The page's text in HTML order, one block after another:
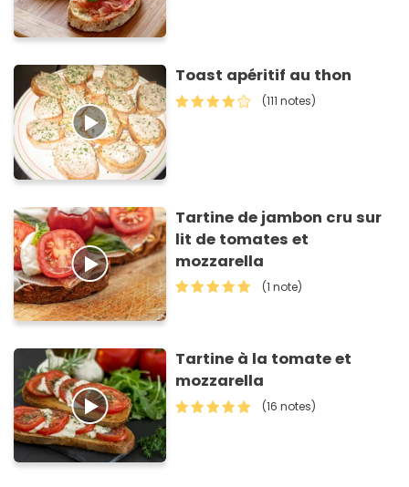
Toast apéritif au thon
(111 notes)
Tartine de jambon cru sur
lit de tomates et
mozzarella
(1 note)
Tartine à la tomate et
mozzarella
(16 notes)